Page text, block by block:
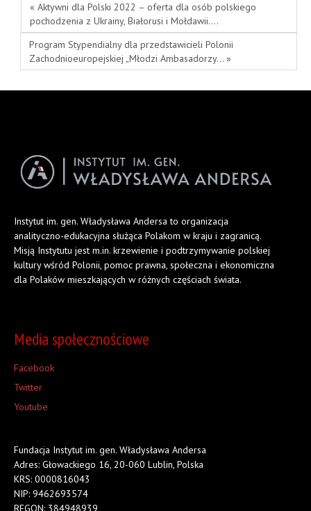
« Aktywni dla Polski 2022 – oferta dla osób polskiego
pochodzenia z Ukrainy, Białorusi i Mołdawii.…
Program Stypendialny dla przedstawicieli Polonii
Zachodnioeuropejskiej „Młodzi Ambasadorzy… »
Instytut im. gen. Władysława Andersa to organizacja
analityczno-edukacyjna służąca Polakom w kraju i zagranicą.
Misją Instytutu jest m.in. krzewienie i podtrzymywanie polskiej
kultury wśród Polonii, pomoc prawna, społeczna i ekonomiczna
dla Polaków mieszkających w różnych częściach świata.
Media społecznościowe
Facebook
Twitter
Youtube
Fundacja Instytut im. gen. Władysława Andersa
Adres: Głowackiego 16, 20-060 Lublin, Polska
KRS: 0000816043
NIP: 9462693574
REGON: 384948939